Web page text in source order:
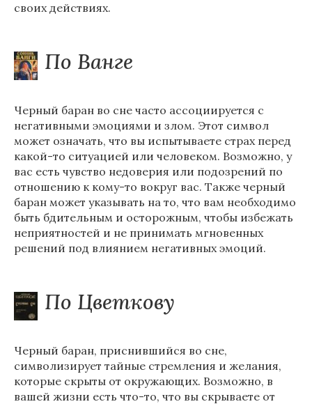
своих действиях.
По Ванге
Черный баран во сне часто ассоциируется с
негативными эмоциями и злом. Этот символ
может означать, что вы испытываете страх перед
какой-то ситуацией или человеком. Возможно, у
вас есть чувство недоверия или подозрений по
отношению к кому-то вокруг вас. Также черный
баран может указывать на то, что вам необходимо
быть бдительным и осторожным, чтобы избежать
неприятностей и не принимать мгновенных
решений под влиянием негативных эмоций.
По Цветкову
Черный баран, приснившийся во сне,
символизирует тайные стремления и желания,
которые скрыты от окружающих. Возможно, в
вашей жизни есть что-то, что вы скрываете от